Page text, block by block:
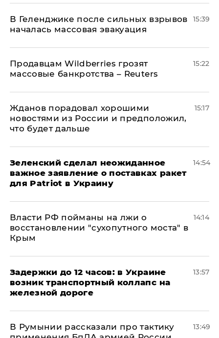
В Геленджике после сильных взрывов
началась массовая эвакуация
15:39
Продавцам Wildberries грозят
массовые банкротства – Reuters
15:22
Жданов порадовал хорошими
новостями из России и предположил,
что будет дальше
15:17
Зеленский сделал неожиданное
важное заявление о поставках ракет
для Patriot в Украину
14:54
Власти РФ пойманы на лжи о
восстановлении "сухопутного моста" в
Крым
14:14
Задержки до 12 часов: в Украине
возник транспортный коллапс на
железной дороге
13:57
В Румынии рассказали про тактику
13:49